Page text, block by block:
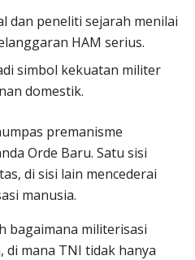
dan peneliti sejarah menilai
HAM serius.
simbol kekuatan militer
domestik.
premanisme
Orde Baru. Satu sisi
di sisi lain mencederai
manusia.
bagaimana militerisasi
di mana TNI tidak hanya